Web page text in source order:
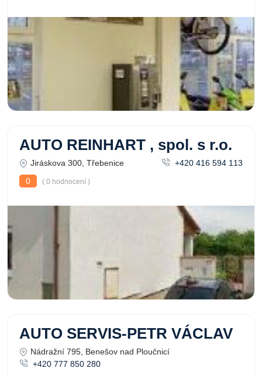
AUTO REINHART , spol. s r.o.
Jiráskova 300, Třebenice
+420 416 594 113
0
( 0 hodnocení )
AUTO SERVIS-PETR VÁCLAV
Nádražní 795, Benešov nad Ploučnicí
+420 777 850 280